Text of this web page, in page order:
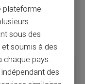
donc soin de
dès que vous
Date de
versement
plateforme
sous des
soumis à des
pays.
des